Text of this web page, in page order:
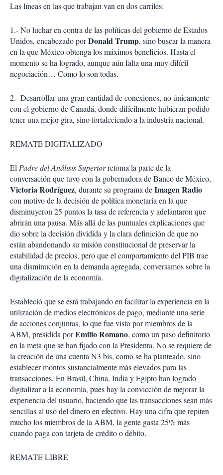
Las líneas en las que trabajan van en dos carriles:
1.- No luchar en contra de las políticas del gobierno de Estados
Unidos, encabezado porDonald Trump, sino buscar la manera
en la que México obtenga los máximos beneficios. Hasta el
momento se ha logrado, aunque aún falta una muy difícil
negociación… Como lo son todas.
2.- Desarrollar una gran cantidad de conexiones, no únicamente
con el gobierno de Canadá, donde difícilmente hubieran podido
tener una mejor gira, sino fortaleciendo a la industria nacional.
REMATE DIGITALIZADO
El Padre del Análisis Superiorretoma la parte de la
conversación que tuvo con la gobernadora de Banco de México,
Victoria Rodríguez, durante su programa deImagen Radio
con motivo de la decisión de política monetaria en la que
disminuyeron 25 puntos la tasa de referencia y adelantaron que
abrirán una pausa. Más allá de las puntuales explicaciones que
dio sobre la decisión dividida y la clara definición de que no
están abandonando su misión constitucional de preservar la
estabilidad de precios, pero que el comportamiento del PIB trae
una disminución en la demanda agregada, conversamos sobre la
digitalización de la economía.
Estableció que se está trabajando en facilitar la experiencia en la
utilización de medios electrónicos de pago, mediante una serie
de acciones conjuntas, lo que fue visto por miembros de la
ABM, presidida porEmilio Romano, como un paso definitorio
en la meta que se han fijado con la Presidenta. No se requiere de
la creación de una cuenta N3 bis, como se ha planteado, sino
establecer montos sustancialmente más elevados para las
transacciones. En Brasil, China, India y Egipto han logrado
digitalizar a la economía, pues hay la convicción de mejorar la
experiencia del usuario, haciendo que las transacciones sean más
sencillas al uso del dinero en efectivo. Hay una cifra que repiten
mucho los miembros de la ABM, la gente gasta 25% más
cuando paga con tarjeta de crédito o débito.
REMATE LIBRE